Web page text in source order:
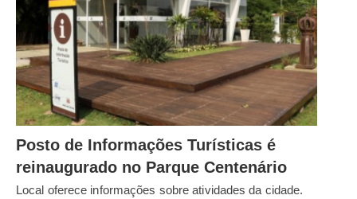
Posto de Informações Turísticas é
reinaugurado no Parque Centenário
Local oferece informações sobre atividades da cidade.